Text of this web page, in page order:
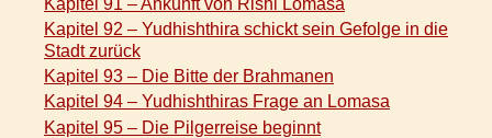
Kapitel 92 – Yudhishthira schickt sein Gefolge in die
Stadt zurück
Kapitel 93 – Die Bitte der Brahmanen
Kapitel 94 – Yudhishthiras Frage an Lomasa
Kapitel 95 – Die Pilgerreise beginnt